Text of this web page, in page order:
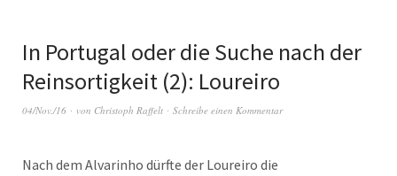
In Portugal oder die Suche nach der
Reinsortigkeit (2): Loureiro
04/Nov./16 von Christoph Raffelt Schreibe einen Kommentar
Nach dem Alvarinho dürfte der Loureiro die